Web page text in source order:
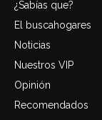
¿Sabías que?
El buscahogares
Noticias
Nuestros VIP
Opinión
Recomendados